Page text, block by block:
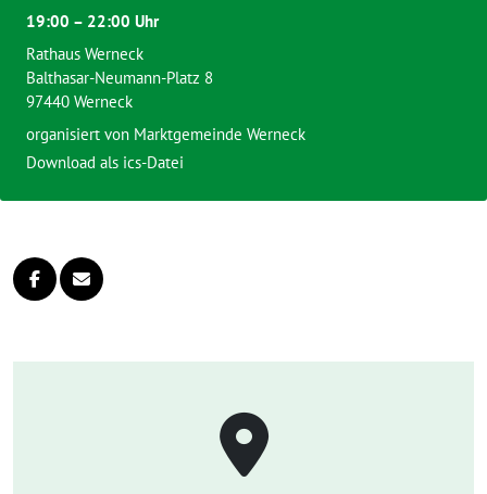
19:00 – 22:00 Uhr
Rathaus Werneck
Balthasar-Neumann-Platz 8
97440 Werneck
organisiert von Marktgemeinde Werneck
Download als ics-Datei